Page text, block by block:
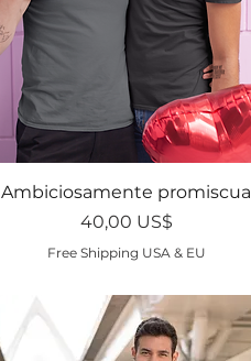
Vista rápida
Ambiciosamente promiscua
Precio
40,00 US$
Free Shipping USA & EU